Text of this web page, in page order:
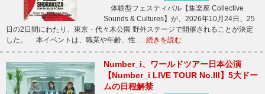
体験型フェスティバル【集楽座 Collective
Sounds & Cultures】が、2026年10月24日、25
日の2日間にわたり、東京・代々木公園 野外ステージで開催されることが決定
した。 本イベントは、職業や年齢、性 … 続きを読む
Number_i、ワールドツアー日本公演
【Number_i LIVE TOUR No.III】5大ドー
ムの日程解禁